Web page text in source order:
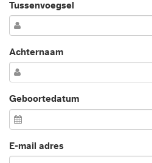
Tussenvoegsel
Achternaam
Geboortedatum
E-mail adres